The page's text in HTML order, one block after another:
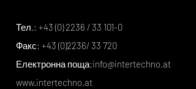
Тел.: +43 (0) 2236 / 33 101-0
Факс: +43 (0)2236/ 33 720
Електронна поща:info@intertechno.at
www.intertechno.at